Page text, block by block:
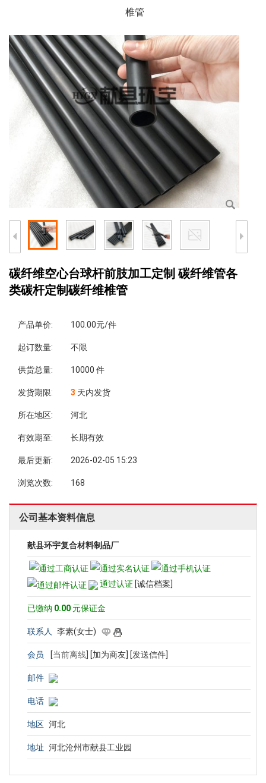
椎管
碳纤维空心台球杆前肢加工定制 碳纤维管各
类碳杆定制碳纤维椎管
产品单价: 100.00元/件
起订数量: 不限
供货总量: 10000 件
发货期限: 3 天内发货
所在地区: 河北
有效期至: 长期有效
最后更新: 2026-02-05 15:23
浏览次数: 168
公司基本资料信息
献县环宇复合材料制品厂
通过认证 [诚信档案]
已缴纳 0.00 元保证金
联系人 李素(女士)
会员 [当前离线 [加为商友] [发送信件]
邮件
电话
地区 河北
地址 河北沧州市献县工业园